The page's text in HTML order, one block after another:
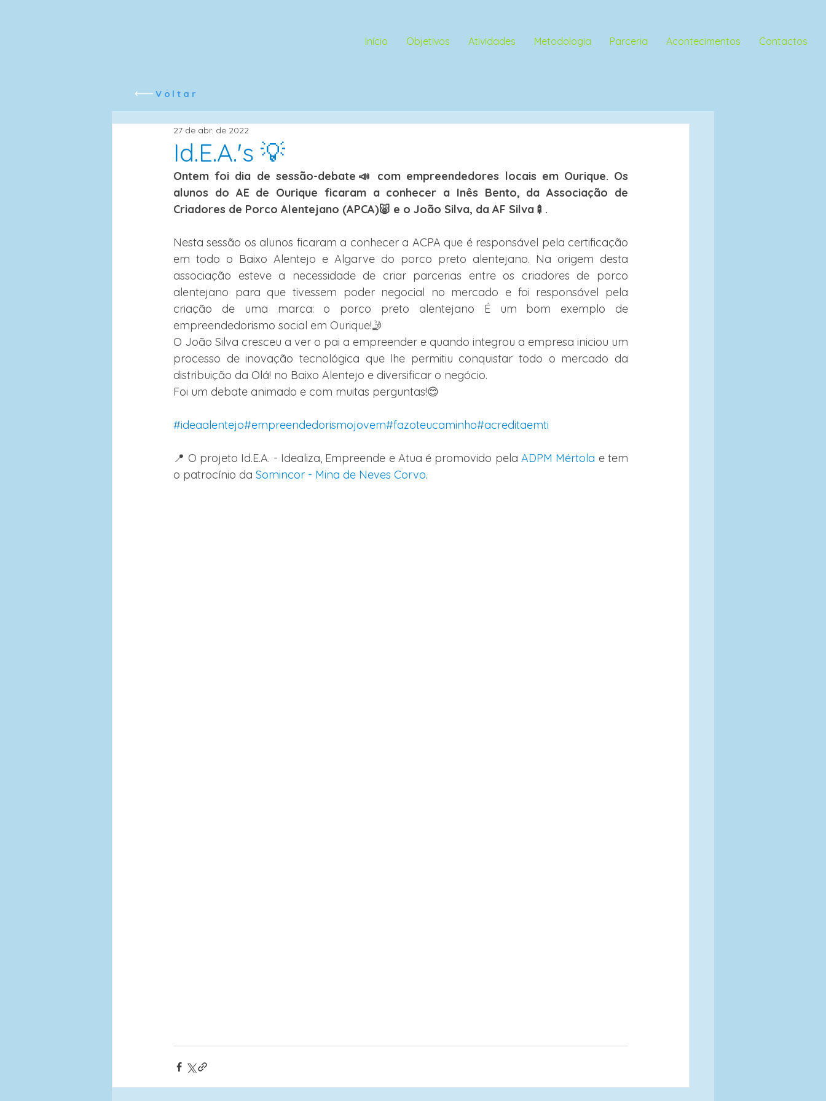
Início Objetivos Atividades Metodologia Parceria Acontecimentos Contactos
Voltar
Id.E.A.'s 💡
27 de abr. de 2022
Ontem foi dia de sessão-debate📣 com empreendedores locais em Ourique. Os
alunos do AE de Ourique ficaram a conhecer a Inês Bento, da Associação de
Criadores de Porco Alentejano (APCA)🐷 e o João Silva, da AF Silva🍢.
Nesta sessão os alunos ficaram a conhecer a ACPA que é responsável pela certificação
em todo o Baixo Alentejo e Algarve do porco preto alentejano. Na origem desta
associação esteve a necessidade de criar parcerias entre os criadores de porco
alentejano para que tivessem poder negocial no mercado e foi responsável pela
criação de uma marca: o porco preto alentejano É um bom exemplo de
empreendedorismo social em Ourique!🤳
O João Silva cresceu a ver o pai a empreender e quando integrou a empresa iniciou um
processo de inovação tecnológica que lhe permitiu conquistar todo o mercado da
distribuição da Olá! no Baixo Alentejo e diversificar o negócio.
Foi um debate animado e com muitas perguntas!😊
#ideaalentejo#empreendedorismojovem#fazoteucaminho#acreditaemti
📍 O projeto Id.E.A. - Idealiza, Empreende e Atua é promovido pela ADPM Mértola e tem
o patrocínio da Somincor - Mina de Neves Corvo.